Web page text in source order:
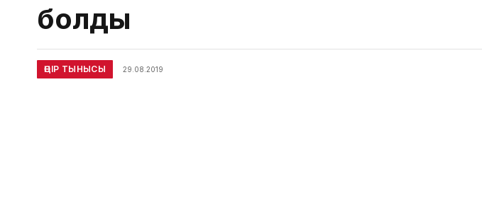
болды
ӨҢІР ТЫНЫСЫ 29.08.2019